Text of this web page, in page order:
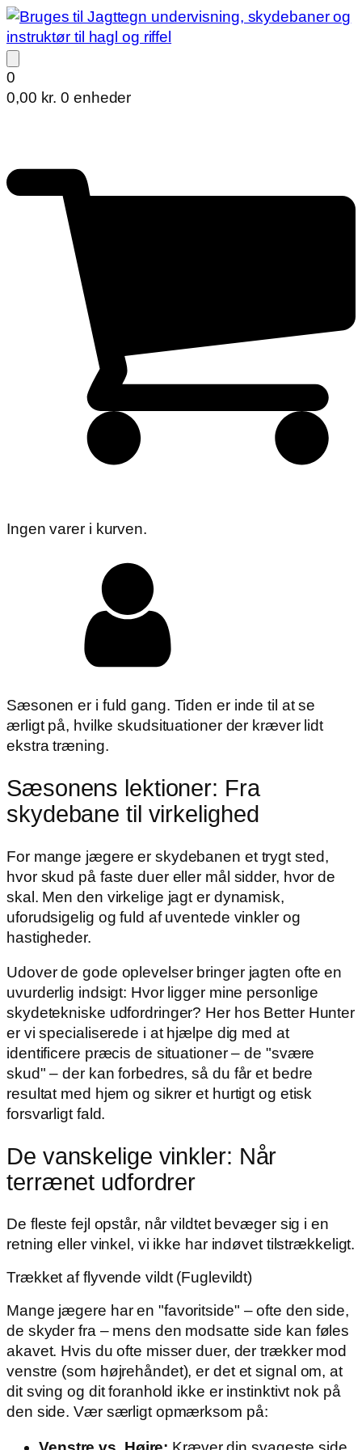
0
0,00 kr. 0 enheder
Ingen varer i kurven.
Sæsonen er i fuld gang. Tiden er inde til at se
ærligt på, hvilke skudsituationer der kræver lidt
ekstra træning.
Sæsonens lektioner: Fra
skydebane til virkelighed
For mange jægere er skydebanen et trygt sted,
hvor skud på faste duer eller mål sidder, hvor de
skal. Men den virkelige jagt er dynamisk,
uforudsigelig og fuld af uventede vinkler og
hastigheder.
Udover de gode oplevelser bringer jagten ofte en
uvurderlig indsigt: Hvor ligger mine personlige
skydetekniske udfordringer? Her hos Better Hunter
er vi specialiserede i at hjælpe dig med at
identificere præcis de situationer – de "svære
skud" – der kan forbedres, så du får et bedre
resultat med hjem og sikrer et hurtigt og etisk
forsvarligt fald.
De vanskelige vinkler: Når
terrænet udfordrer
De fleste fejl opstår, når vildtet bevæger sig i en
retning eller vinkel, vi ikke har indøvet tilstrækkeligt.
Trækket af flyvende vildt (Fuglevildt)
Mange jægere har en "favoritside" – ofte den side,
de skyder fra – mens den modsatte side kan føles
akavet. Hvis du ofte misser duer, der trækker mod
venstre (som højrehåndet), er det et signal om, at
dit sving og dit foranhold ikke er instinktivt nok på
den side. Vær særligt opmærksom på: